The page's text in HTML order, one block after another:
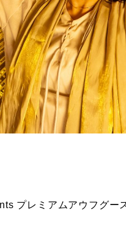
プレミアムアウフグー